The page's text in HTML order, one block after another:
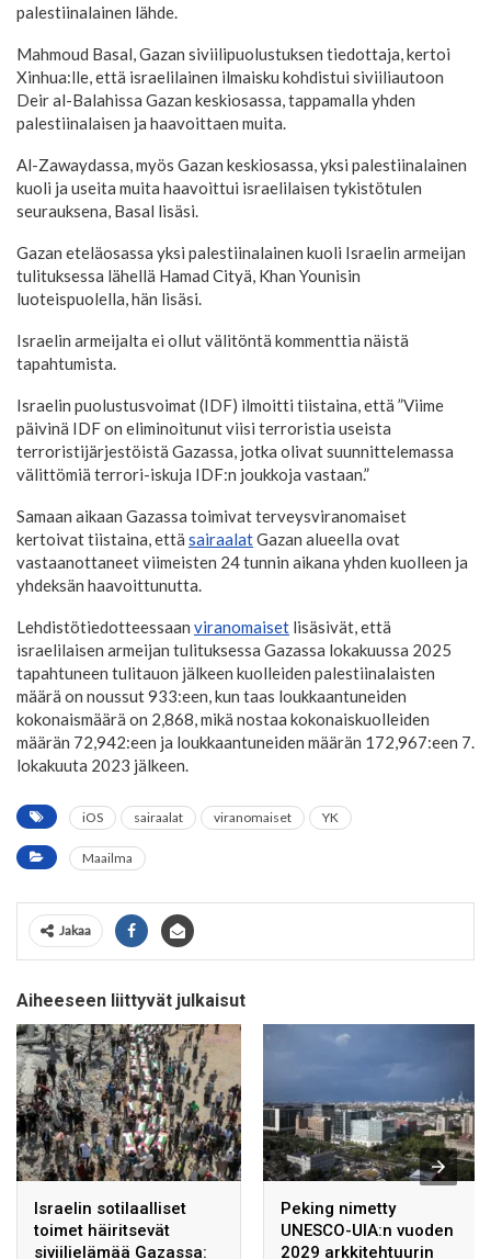
palestiinalainen lähde.
Mahmoud Basal, Gazan siviilipuolustuksen tiedottaja, kertoi
Xinhua:lle, että israelilainen ilmaisku kohdistui siviiliautoon
Deir al-Balahissa Gazan keskiosassa, tappamalla yhden
palestiinalaisen ja haavoittaen muita.
Al-Zawaydassa, myös Gazan keskiosassa, yksi palestiinalainen
kuoli ja useita muita haavoittui israelilaisen tykistötulen
seurauksena, Basal lisäsi.
Gazan eteläosassa yksi palestiinalainen kuoli Israelin armeijan
tulituksessa lähellä Hamad Cityä, Khan Younisin
luoteispuolella, hän lisäsi.
Israelin armeijalta ei ollut välitöntä kommenttia näistä
tapahtumista.
Israelin puolustusvoimat (IDF) ilmoitti tiistaina, että ”Viime
päivinä IDF on eliminoitunut viisi terroristia useista
terroristijärjestöistä Gazassa, jotka olivat suunnittelemassa
välittömiä terrori-iskuja IDF:n joukkoja vastaan.”
Samaan aikaan Gazassa toimivat terveysviranomaiset
kertoivat tiistaina, että sairaalatGazan alueella ovat
vastaanottaneet viimeisten 24 tunnin aikana yhden kuolleen ja
yhdeksän haavoittunutta.
Lehdistötiedotteessaan viranomaiset lisäsivät, että
israelilaisen armeijan tulituksessa Gazassa lokakuussa 2025
tapahtuneen tulitauon jälkeen kuolleiden palestiinalaisten
määrä on noussut 933:een, kun taas loukkaantuneiden
kokonaismäärä on 2,868, mikä nostaa kokonaiskuolleiden
määrän 72,942:een ja loukkaantuneiden määrän 172,967:een 7.
lokakuuta 2023 jälkeen.
iOS sairaalat viranomaiset YK
Maailma
Jakaa
Aiheeseen liittyvät julkaisut
Israelin sotilaalliset
toimet häiritsevät
siviilielämää Gazassa:
Peking nimetty
UNESCO-UIA:n vuoden
2029 arkkitehtuurin